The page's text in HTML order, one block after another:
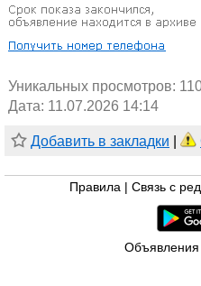
Уникальных просмотров:
Дата: 11.07.2026 14:14
Добавить в закладки
Правила Связь с